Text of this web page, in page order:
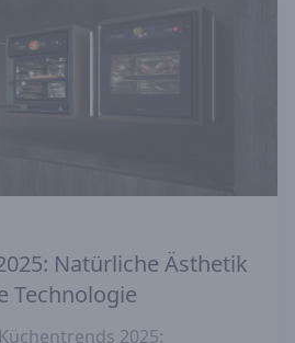
Natürliche Ästhetik
Technologie
2025: